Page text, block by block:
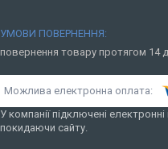
повернення товару протягом 14
У компанії підключені
покидаючи сайту.